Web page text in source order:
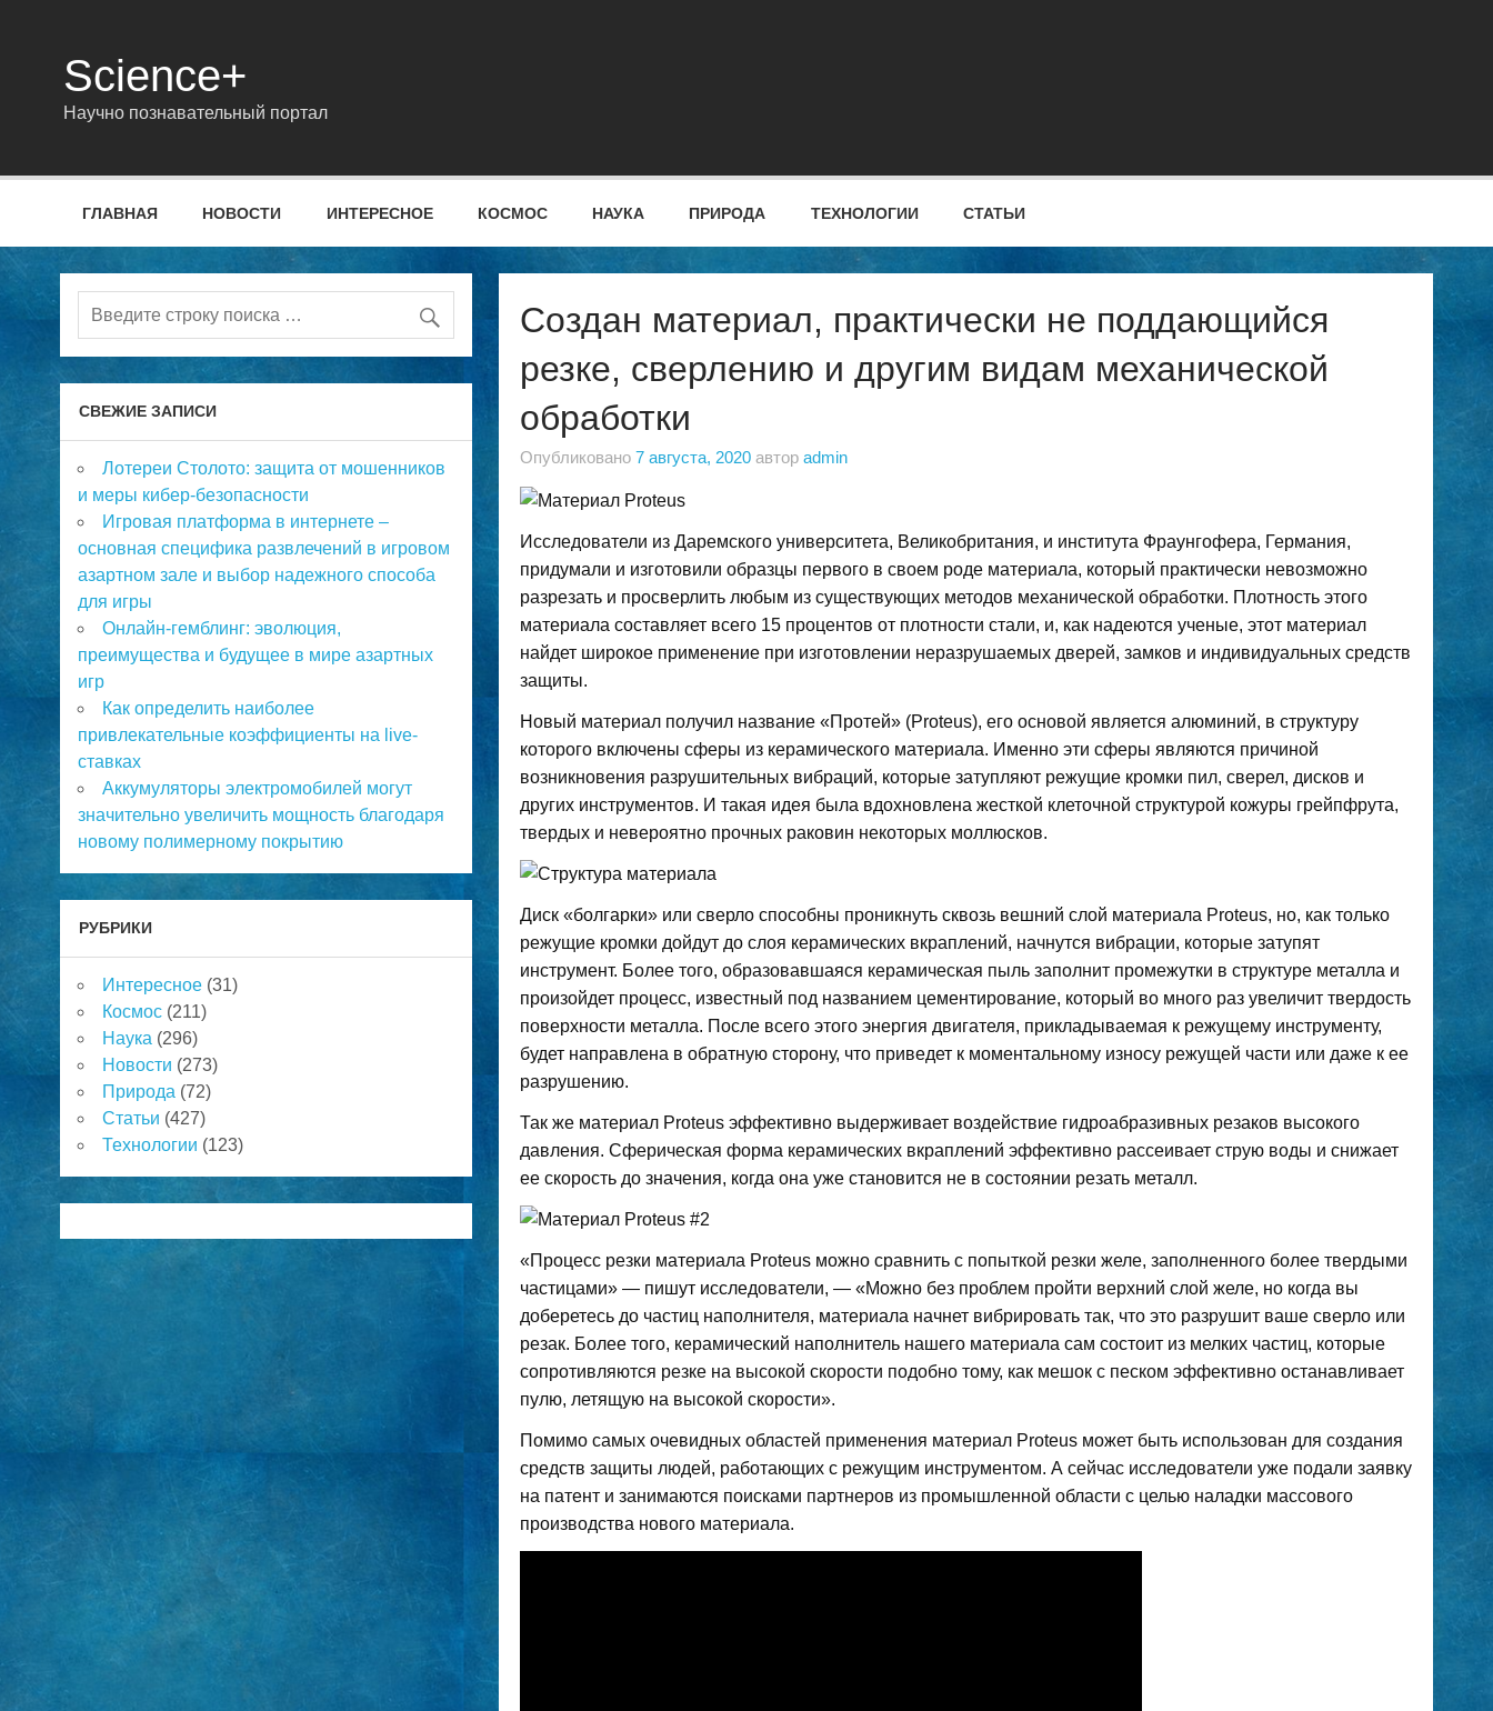
Science+
Научно познавательный портал
ГЛАВНАЯ НОВОСТИ ИНТЕРЕСНОЕ КОСМОС НАУКА ПРИРОДА ТЕХНОЛОГИИ СТАТЬИ
Создан материал, практически не поддающийся
резке, сверлению и другим видам механической
обработки
Опубликовано 7 августа, 2020автор admin
Исследователи из Даремского университета, Великобритания, и института Фраунгофера, Германия,
придумали и изготовили образцы первого в своем роде материала, который практически невозможно
разрезать и просверлить любым из существующих методов механической обработки. Плотность этого
материала составляет всего 15 процентов от плотности стали, и, как надеются ученые, этот материал
найдет широкое применение при изготовлении неразрушаемых дверей, замков и индивидуальных средств
защиты.
Новый материал получил название «Протей» (Proteus), его основой является алюминий, в структуру
которого включены сферы из керамического материала. Именно эти сферы являются причиной
возникновения разрушительных вибраций, которые затупляют режущие кромки пил, сверел, дисков и
других инструментов. И такая идея была вдохновлена жесткой клеточной структурой кожуры грейпфрута,
твердых и невероятно прочных раковин некоторых моллюсков.
Диск «болгарки» или сверло способны проникнуть сквозь вешний слой материала Proteus, но, как только
режущие кромки дойдут до слоя керамических вкраплений, начнутся вибрации, которые затупят
инструмент. Более того, образовавшаяся керамическая пыль заполнит промежутки в структуре металла и
произойдет процесс, известный под названием цементирование, который во много раз увеличит твердость
поверхности металла. После всего этого энергия двигателя, прикладываемая к режущему инструменту,
будет направлена в обратную сторону, что приведет к моментальному износу режущей части или даже к ее
разрушению.
Так же материал Proteus эффективно выдерживает воздействие гидроабразивных резаков высокого
давления. Сферическая форма керамических вкраплений эффективно рассеивает струю воды и снижает
ее скорость до значения, когда она уже становится не в состоянии резать металл.
«Процесс резки материала Proteus можно сравнить с попыткой резки желе, заполненного более твердыми
частицами» — пишут исследователи, — «Можно без проблем пройти верхний слой желе, но когда вы
доберетесь до частиц наполнителя, материала начнет вибрировать так, что это разрушит ваше сверло или
резак. Более того, керамический наполнитель нашего материала сам состоит из мелких частиц, которые
сопротивляются резке на высокой скорости подобно тому, как мешок с песком эффективно останавливает
пулю, летящую на высокой скорости».
Помимо самых очевидных областей применения материал Proteus может быть использован для создания
средств защиты людей, работающих с режущим инструментом. А сейчас исследователи уже подали заявку
на патент и занимаются поисками партнеров из промышленной области с целью наладки массового
производства нового материала.
СВЕЖИЕ ЗАПИСИ
Лотереи Столото: защита от мошенников
и меры кибер-безопасности
Игровая платформа в интернете –
основная специфика развлечений в игровом
азартном зале и выбор надежного способа
для игры
Онлайн-гемблинг: эволюция,
преимущества и будущее в мире азартных
игр
Как определить наиболее
привлекательные коэффициенты на live-
ставках
Аккумуляторы электромобилей могут
значительно увеличить мощность благодаря
новому полимерному покрытию
РУБРИКИ
Интересное(31)
Космос(211)
Наука (296)
Новости (273)
Природа (72)
Статьи (427)
Технологии (123)